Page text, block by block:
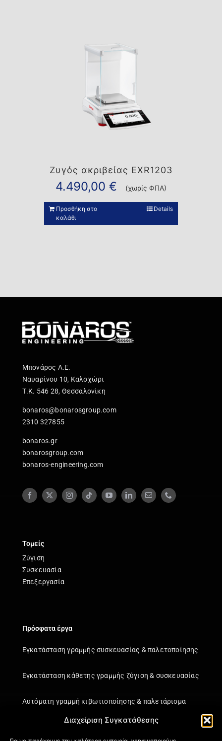
Διαχείριση Συγκατάθεσης
Ζυγός ακριβείας EXR1203
4.490,00 € (χωρίς ΦΠΑ)
Προσθήκη στο
καλάθι
Details
Μπονάρος Α.Ε.
Ναυαρίνου 10, Καλοχώρι
Τ.Κ. 546 28, Θεσσαλονίκη
bonaros@bonarosgroup.com
2310 327855
bonaros.gr
bonarosgroup.com
bonaros-engineering.com
Τομείς
Ζύγιση
Συσκευασία
Επεξεργασία
Πρόσφατα έργα
Εγκατάσταση γραμμής συσκευασίας & παλετοποίησης
Εγκατάσταση κάθετης γραμμής ζύγιση & συσκευασίας
Αυτόματη γραμμή κιβωτιοποίησης & παλετάρισμα